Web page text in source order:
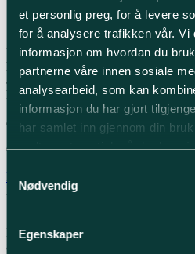
et personlig preg, for å levere
for å analysere trafikken vår. Vi
informasjon om hvordan du
partnerne våre innen sosiale
analysearbeid, som kan
informasjon du har gjort
har samlet inn gjennom din
godtar automatisk vår bruk av
Samtykkevalg
Nødvendig
Egenskaper
Oplev de smukke greb
Designa samarbeider med nøye
lidenskap for kvalitet og innovasjon.
anerkjente merker som leverer
kombinerer funksjonalitet med
våre leverandører for å sikre at hvert
er vakkert, men også bygget for å vare.
Opplev produktene i våre butikker
Finn Designa butikk
Hovedkontor
Industriparken 1,
8620 Kjellerup, Danmark